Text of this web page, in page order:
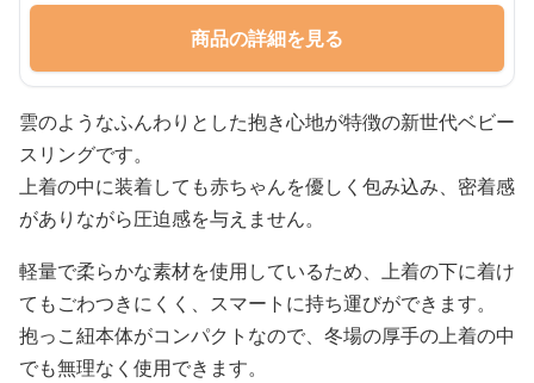
商品の詳細を見る
雲のようなふんわりとした抱き心地が特徴の新世代ベビー
スリングです。
上着の中に装着しても赤ちゃんを優しく包み込み、密着感
がありながら圧迫感を与えません。
軽量で柔らかな素材を使用しているため、上着の下に着け
てもごわつきにくく、スマートに持ち運びができます。
抱っこ紐本体がコンパクトなので、冬場の厚手の上着の中
でも無理なく使用できます。